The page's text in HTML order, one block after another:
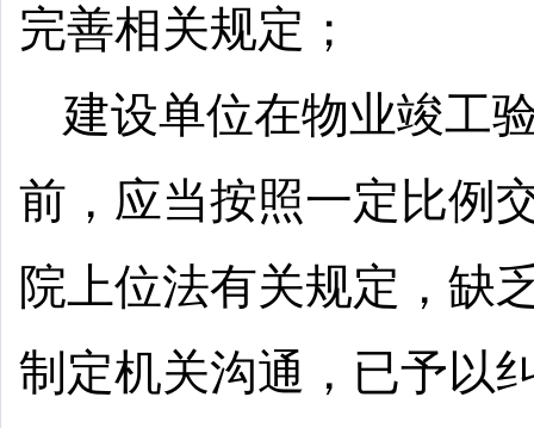
完善相关规定；
建设单位在物业竣工
前，应当按照一定比例
院上位法有关规定，缺
制定机关沟通，已予以